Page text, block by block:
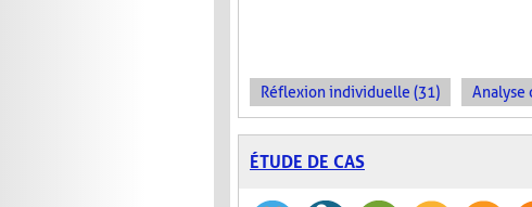
Réflexion individuelle (31) Analyse
ÉTUDE DE CAS